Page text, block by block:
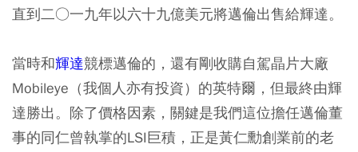
直到二○一九年以六十九億美元將邁倫出售給輝達。
當時和輝達競標邁倫的，還有剛收購自駕晶片大廠
Mobileye（我個人亦有投資）的英特爾，但最終由輝
達勝出。除了價格因素，關鍵是我們這位擔任邁倫董
事的同仁曾執掌的LSI巨積，正是黃仁勳創業前的老